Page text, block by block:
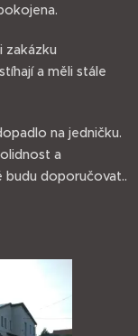
zakázku
a měli stále
na jedničku.
a
budu doporučovat..